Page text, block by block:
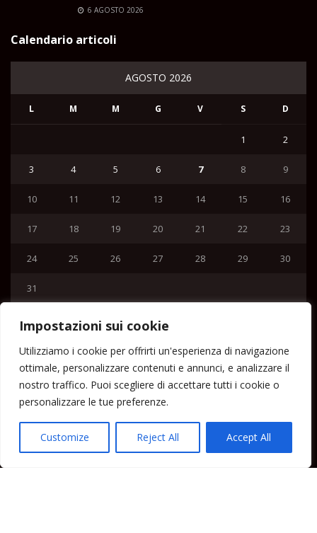
Impostazioni sui cookie
Utilizziamo i cookie per offrirti un'esperienza di navigazione
ottimale, personalizzare contenuti e annunci, e analizzare il
nostro traffico. Puoi scegliere di accettare tutti i cookie o
personalizzare le tue preferenze.
Customize Reject All Accept All
6 AGOSTO 2026
Calendario articoli
AGOSTO 2026
L M M G V S D
1 2
3 4 5 6 7 8 9
10 11 12 13 14 15 16
17 18 19 20 21 22 23
24 25 26 27 28 29 30
31
Home
Lipari News
Cronaca Lipari
Politica Lipari
Cultura Lipari